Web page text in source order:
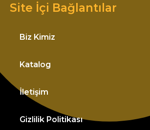
Site İçi Bağlantılar
Biz Kimiz
Katalog
İletişim
Gizlilik Politikası